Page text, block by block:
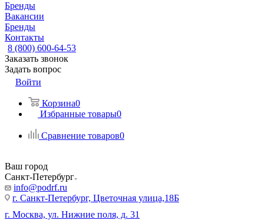
Бренды
Вакансии
Бренды
Контакты
8 (800) 600-64-53
Заказать звонок
Задать вопрос
Войти
Корзина0
Избранные товары0
Сравнение товаров0
Ваш город
Санкт-Петербург
info@podrf.ru
г. Санкт-Петербург, Цветочная улица,18Б
г. Москва, ул. Нижние поля, д. 31